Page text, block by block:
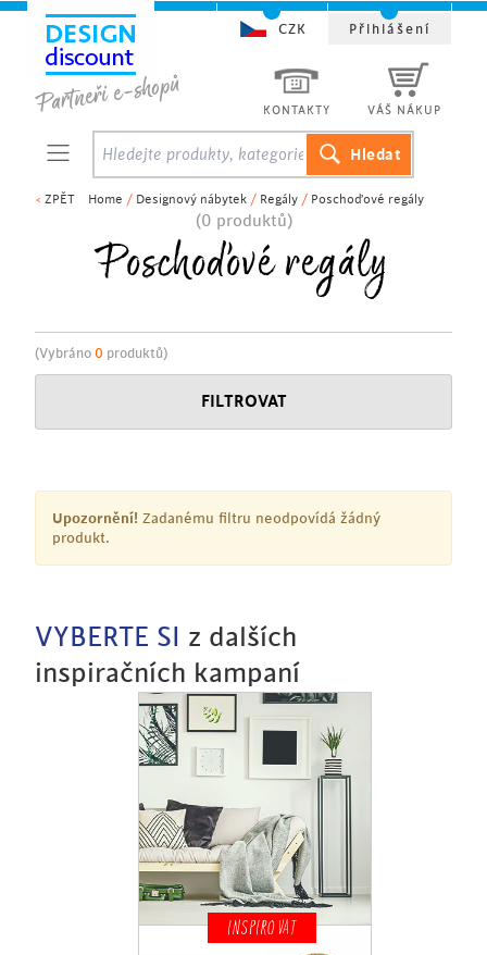
< ZPĚT Home / Designový nábytek / Regály / Poschoďové regály
(0 produktů)
Poschoďové regály
(Vybráno 0 produktů)
FILTROVAT
Upozornění! Zadanému filtru neodpovídá žádný
produkt.
VYBERTE SI
z dalších
inspiračních kampaní
INSPIROVAT
KONTAKTY VÁŠ NÁKUP
CZK Přihlášení